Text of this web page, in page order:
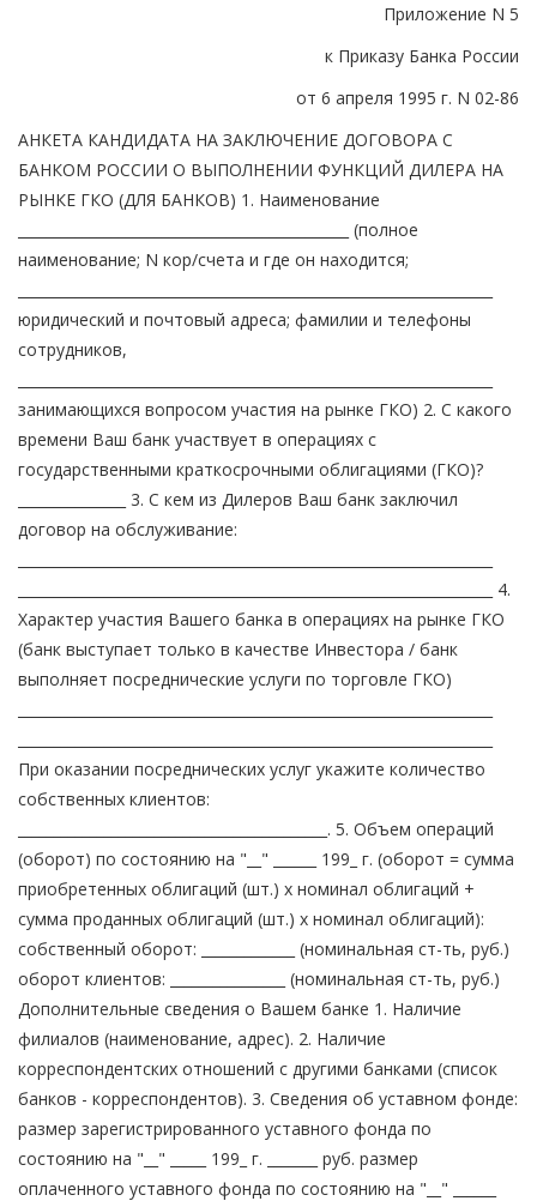
Приложение N 5
к Приказу Банка России
от 6 апреля 1995 г. N 02-86
АНКЕТА КАНДИДАТА НА ЗАКЛЮЧЕНИЕ ДОГОВОРА С
БАНКОМ РОССИИ О ВЫПОЛНЕНИИ ФУНКЦИЙ ДИЛЕРА НА
РЫНКЕ ГКО (ДЛЯ БАНКОВ) 1. Наименование
______________________________________________ (полное
наименование; N кор/счета и где он находится;
юридический и почтовый адреса; фамилии и телефоны
сотрудников,
занимающихся вопросом участия на рынке ГКО) 2. С какого
времени Ваш банк участвует в операциях с
государственными краткосрочными облигациями (ГКО)?
_______________ 3. С кем из Дилеров Ваш банк заключил
договор на обслуживание:
__________________________________________________________________ 4.
Характер участия Вашего банка в операциях на рынке ГКО
(банк выступает только в качестве Инвестора / банк
выполняет посреднические услуги по торговле ГКО)
При оказании посреднических услуг укажите количество
собственных клиентов:
___________________________________________. 5. Объем операций
(оборот) по состоянию на "__" ______ 199_ г. (оборот = сумма
приобретенных облигаций (шт.) x номинал облигаций +
сумма проданных облигаций (шт.) x номинал облигаций):
собственный оборот: _____________ (номинальная ст-ть, руб.)
оборот клиентов: ________________ (номинальная ст-ть, руб.)
Дополнительные сведения о Вашем банке 1. Наличие
филиалов (наименование, адрес). 2. Наличие
корреспондентских отношений с другими банками (список
банков - корреспондентов). 3. Сведения об уставном фонде:
размер зарегистрированного уставного фонда по
состоянию на "__" _____ 199_ г. _______ руб. размер
оплаченного уставного фонда по состоянию на "__" ______